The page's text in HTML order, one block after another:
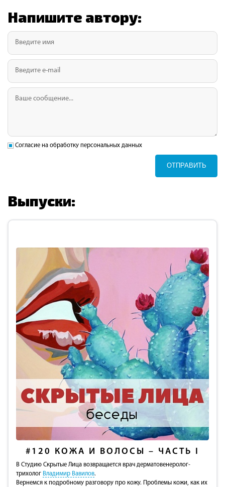
Напишите автору:
Согласие на обработку персональных данных
ОТПРАВИТЬ
Выпуски:
#120 КОЖА И ВОЛОСЫ – ЧАСТЬ I
В Студию Скрытые Лица возвращается врач дерматовенеролог-
трихолог Владимир Вавилов.
Вернемся к подробному разговору про кожу. Проблемы кожи, как их